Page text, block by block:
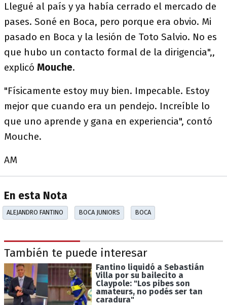
Llegué al país y ya había cerrado el mercado de
pases. Soné en Boca, pero porque era obvio. Mi
pasado en Boca y la lesión de Toto Salvio. No es
que hubo un contacto formal de la dirigencia",,
explicó Mouche.
"Físicamente estoy muy bien. Impecable. Estoy
mejor que cuando era un pendejo. Increíble lo
que uno aprende y gana en experiencia", contó
Mouche.
AM
En esta Nota
ALEJANDRO FANTINO BOCA JUNIORS BOCA
También te puede interesar
Fantino liquidó a Sebastián
Villa por su bailecito a
Claypole: "Los pibes son
amateurs, no podés ser tan
caradura"